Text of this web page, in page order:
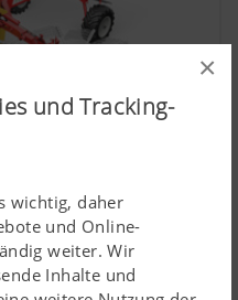
×
und Tracking-
wichtig, daher
und Online-
weiter. Wir
Inhalte und